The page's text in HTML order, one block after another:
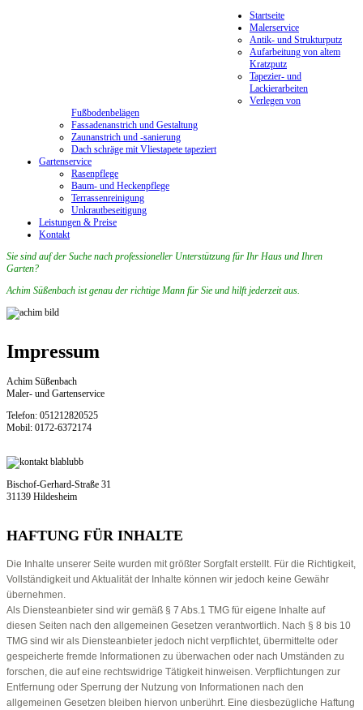
Startseite
Malerservice
Antik- und Strukturputz
Aufarbeitung von altem
Kratzputz
Tapezier- und
Lackierarbeiten
Verlegen von
Fußbodenbelägen
Fassadenanstrich und Gestaltung
Zaunanstrich und -sanierung
Dach schräge mit Vliestapete tapeziert
Gartenservice
Rasenpflege
Baum- und Heckenpflege
Terrassenreinigung
Unkrautbeseitigung
Leistungen & Preise
Kontakt
Sie sind auf der Suche nach professioneller Unterstützung für Ihr Haus und Ihren
Garten?
Achim Süßenbach ist genau der richtige Mann für Sie und hilft jederzeit aus.
Impressum
Achim Süßenbach
Maler- und Gartenservice
Telefon: 051212820525
Mobil: 0172-6372174
Bischof-Gerhard-Straße 31
31139 Hildesheim
HAFTUNG FÜR INHALTE
Die Inhalte unserer Seite wurden mit größter Sorgfalt erstellt. Für die Richtigkeit,
Vollständigkeit und Aktualität der Inhalte können wir jedoch keine Gewähr
übernehmen.
Als Diensteanbieter sind wir gemäß § 7 Abs.1 TMG für eigene Inhalte auf
diesen Seiten nach den allgemeinen Gesetzen verantwortlich. Nach § 8 bis 10
TMG sind wir als Diensteanbieter jedoch nicht verpflichtet, übermittelte oder
gespeicherte fremde Informationen zu überwachen oder nach Umständen zu
forschen, die auf eine rechtswidrige Tätigkeit hinweisen. Verpflichtungen zur
Entfernung oder Sperrung der Nutzung von Informationen nach den
allgemeinen Gesetzen bleiben hiervon unberührt. Eine diesbezügliche Haftung